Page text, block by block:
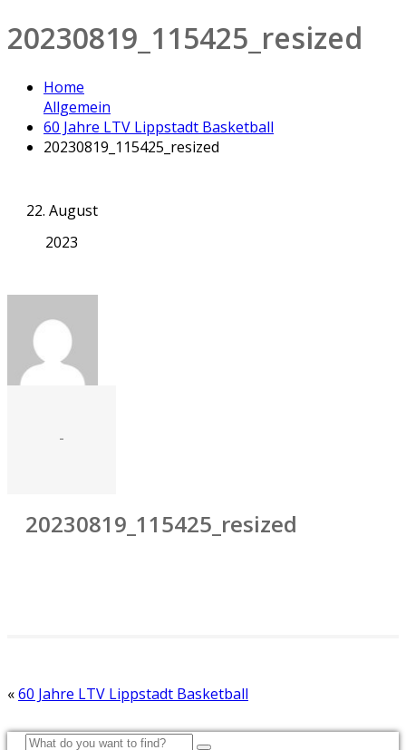
20230819_115425_resized
Home
Allgemein
60 Jahre LTV Lippstadt Basketball
20230819_115425_resized
22. August
2023
-
20230819_115425_resized
«60 Jahre LTV Lippstadt Basketball